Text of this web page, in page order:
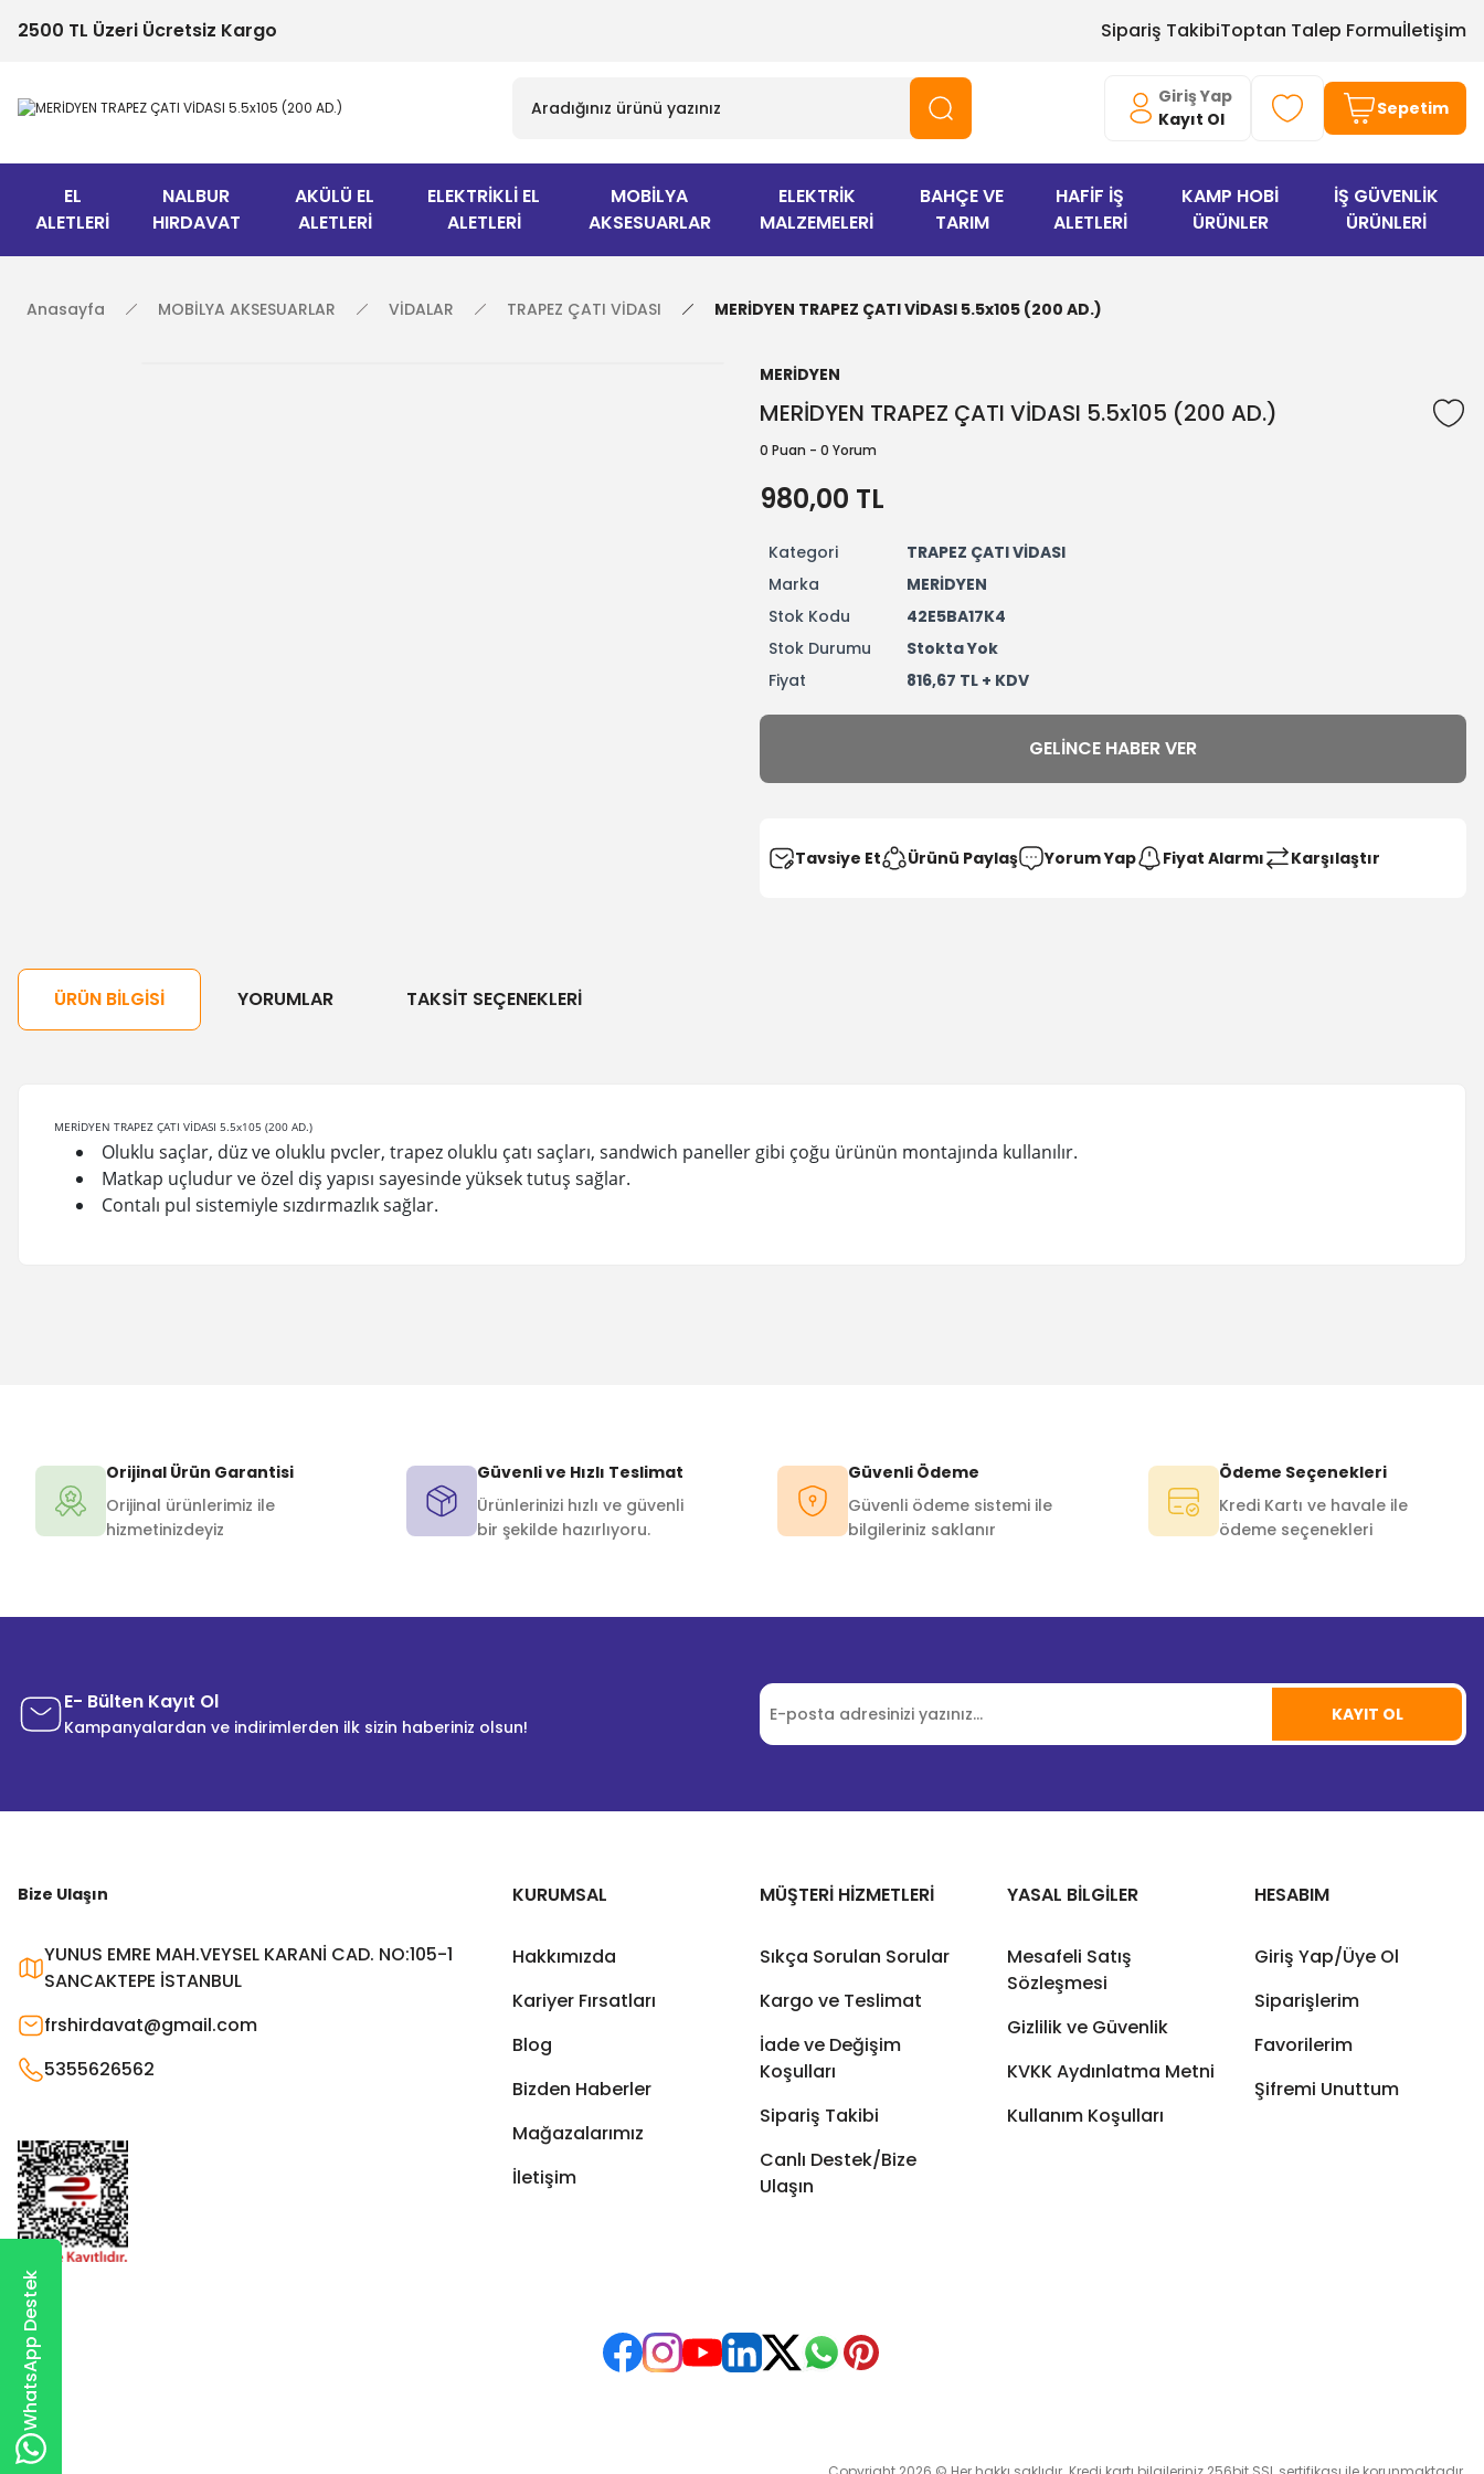
2500 TL Üzeri Ücretsiz Kargo Sipariş TakibiToptan Talep Formuİletişim
Giriş Yap
Kayıt Ol
Sepetim
EL
ALETLERİ
NALBUR
HIRDAVAT
AKÜLÜ EL
ALETLERİ
ELEKTRİKLİ EL
ALETLERİ
MOBİLYA
AKSESUARLAR
ELEKTRİK
MALZEMELERİ
BAHÇE VE
TARIM
HAFİF İŞ
ALETLERİ
KAMP HOBİ
ÜRÜNLER
İŞ GÜVENLİK
ÜRÜNLERİ
Anasayfa MOBİLYA AKSESUARLAR VİDALAR TRAPEZ ÇATI VİDASI MERİDYEN TRAPEZ ÇATI VİDASI 5.5x105 (200 AD.)
MERİDYEN
MERİDYEN TRAPEZ ÇATI VİDASI 5.5x105 (200 AD.)
0 Puan - 0 Yorum
980,00 TL
Kategori
TRAPEZ ÇATI VİDASI
Marka
MERİDYEN
Stok Kodu
42E5BA17K4
Stok Durumu
Stokta Yok
Fiyat
816,67 TL + KDV
GELINCE HABER VER
Tavsiye Et Ürünü Paylaş Yorum Yap Fiyat Alarmı Karşılaştır
ÜRÜN BILGISI YORUMLAR TAKSIT SEÇENEKLERI
MERİDYEN TRAPEZ ÇATI VİDASI 5.5x105 (200 AD.)
Oluklu saçlar, düz ve oluklu pvcler, trapez oluklu çatı saçları, sandwich paneller gibi çoğu ürünün montajında kullanılır.
Matkap uçludur ve özel diş yapısı sayesinde yüksek tutuş sağlar.
Contalı pul sistemiyle sızdırmazlık sağlar.
Yorum Yaz
Orijinal Ürün Garantisi
Orijinal ürünlerimiz ile
hizmetinizdeyiz
Güvenli ve Hızlı Teslimat
Ürünlerinizi hızlı ve güvenli
bir şekilde hazırlıyoru.
Güvenli Ödeme
Güvenli ödeme sistemi ile
bilgileriniz saklanır
Ödeme Seçenekleri
Kredi Kartı ve havale ile
ödeme seçenekleri
E- Bülten Kayıt Ol
Kampanyalardan ve indirimlerden ilk sizin haberiniz olsun!
KAYIT OL
Bize Ulaşın
YUNUS EMRE MAH.VEYSEL KARANİ CAD. NO:105-1
SANCAKTEPE İSTANBUL
frshirdavat@gmail.com
5355626562
KURUMSAL
Hakkımızda
Kariyer Fırsatları
Blog
Bizden Haberler
Mağazalarımız
İletişim
MÜŞTERİ HİZMETLERİ
Sıkça Sorulan Sorular
Kargo ve Teslimat
İade ve Değişim
Koşulları
Sipariş Takibi
Canlı Destek/Bize
Ulaşın
YASAL BİLGİLER
Mesafeli Satış
Sözleşmesi
Gizlilik ve Güvenlik
KVKK Aydınlatma Metni
Kullanım Koşulları
HESABIM
Giriş Yap/Üye Ol
Siparişlerim
Favorilerim
Şifremi Unuttum
WhatsApp Destek